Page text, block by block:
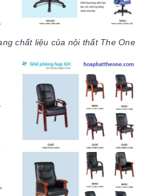
chất liệu của nội thất The One